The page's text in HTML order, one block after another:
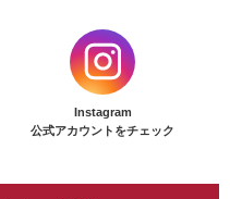
Instagram
公式アカウントをチェック